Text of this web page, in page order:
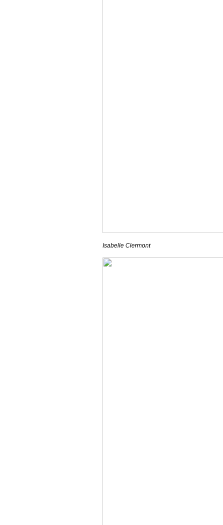
Isabelle Clermont